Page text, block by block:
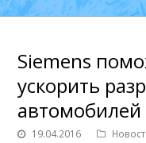
Siemens
ускорить
автомобилей
19.04.2016